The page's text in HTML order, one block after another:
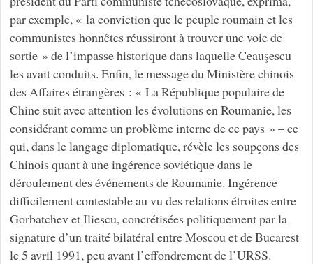
par exemple, « la conviction que le peuple roumain et les
communistes honnêtes réussiront à trouver une voie de
sortie » de l’impasse historique dans laquelle Ceauşescu
les avait conduits. Enfin, le message du Ministère chinois
des Affaires étrangères : « La République populaire de
Chine suit avec attention les évolutions en Roumanie, les
considérant comme un problème interne de ce pays » – ce
qui, dans le langage diplomatique, révèle les soupçons des
Chinois quant à une ingérence soviétique dans le
déroulement des événements de Roumanie. Ingérence
difficilement contestable au vu des relations étroites entre
Gorbatchev et Iliescu, concrétisées politiquement par la
signature d’un traité bilatéral entre Moscou et de Bucarest
le 5 avril 1991, peu avant l’effondrement de l’URSS.